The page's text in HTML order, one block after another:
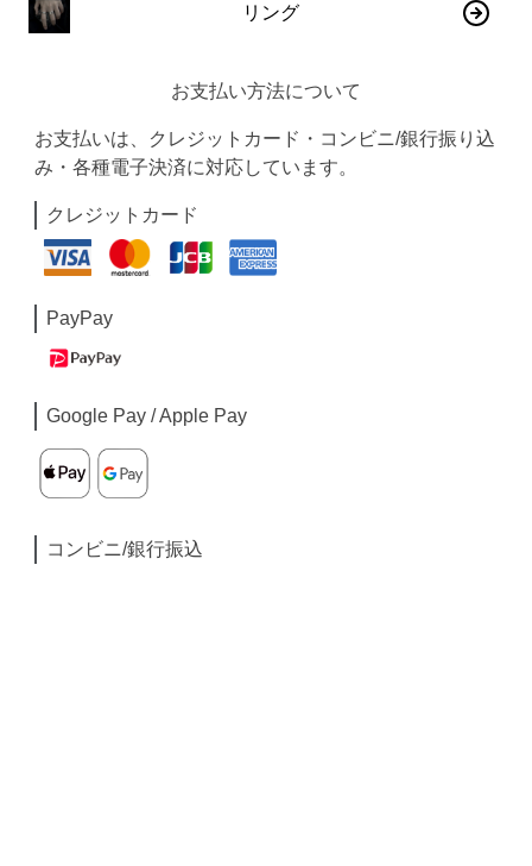
リング
お支払い方法について
お支払いは、クレジットカード・コンビニ/銀行振り込
み・各種電子決済に対応しています。
クレジットカード
PayPay
Google Pay / Apple Pay
コンビニ/銀行振込